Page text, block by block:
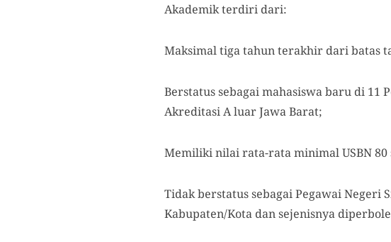
Akademik terdiri dari:
Maksimal tiga tahun terakhir dari batas
Berstatus sebagai mahasiswa baru di 11
Akreditasi A luar Jawa Barat;
Memiliki nilai rata-rata minimal USBN 80
Tidak berstatus sebagai Pegawai Negeri
Kabupaten/Kota dan sejenisnya